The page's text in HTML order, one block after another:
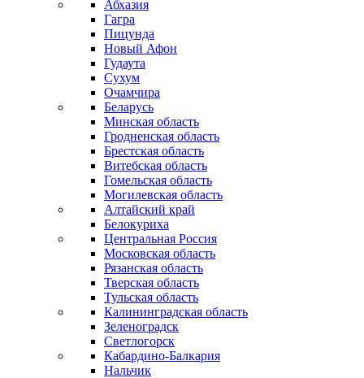
Абхазия
Гагра
Пицунда
Новый Афон
Гудаута
Сухум
Очамчира
Беларусь
Минская область
Гродненская область
Брестская область
Витебская область
Гомельская область
Могилевская область
Алтайский край
Белокуриха
Центральная Россия
Московская область
Рязанская область
Тверская область
Тульская область
Калининградская область
Зеленоградск
Светлогорск
Кабардино-Балкария
Нальчик